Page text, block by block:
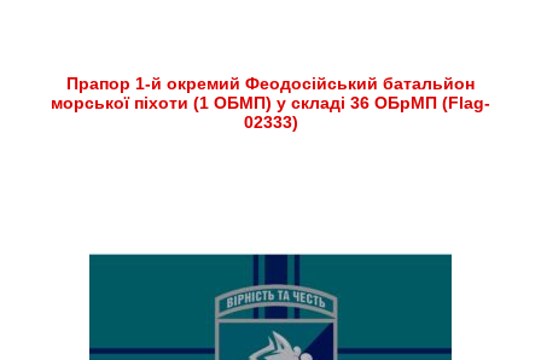
Прапор 1-й окремий Феодосійський батальйон
морської піхоти (1 ОБМП) у складі 36 ОБрМП (Flag-
02333)